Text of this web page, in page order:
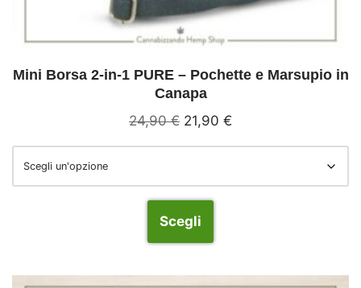
Mini Borsa 2-in-1 PURE – Pochette e Marsupio in
Canapa
24,90€ 21,90 €
Scegli